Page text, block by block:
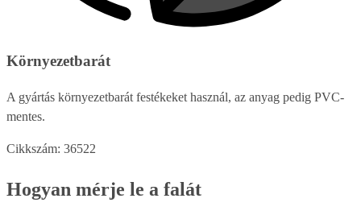
Környezetbarát
A gyártás környezetbarát festékeket használ, az anyag pedig PVC-
mentes.
Cikkszám: 36522
Hogyan mérje le a falát